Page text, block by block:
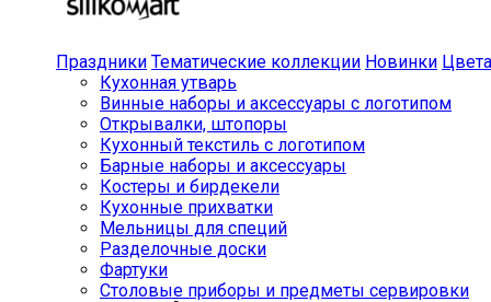
Праздники Тематические коллекции Новинки Цвета
Кухонная утварь
Винные наборы и аксессуары с логотипом
Открывалки, штопоры
Кухонный текстиль с логотипом
Барные наборы и аксессуары
Костеры и бирдекели
Кухонные прихватки
Мельницы для специй
Разделочные доски
Фартуки
Столовые приборы и предметы сервировки